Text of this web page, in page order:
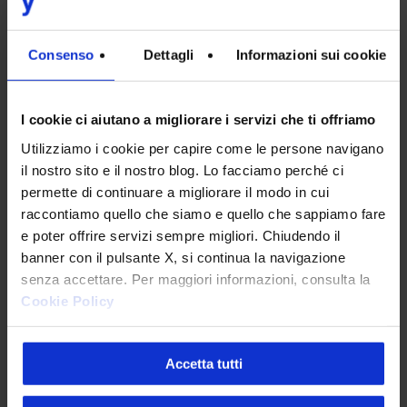
Consenso Dettagli Informazioni sui cookie
I cookie ci aiutano a migliorare i servizi che ti offriamo
Utilizziamo i cookie per capire come le persone navigano
il nostro sito e il nostro blog. Lo facciamo perché ci
permette di continuare a migliorare il modo in cui
raccontiamo quello che siamo e quello che sappiamo fare
e poter offrire servizi sempre migliori. Chiudendo il
banner con il pulsante X, si continua la navigazione
senza accettare. Per maggiori informazioni, consulta la
Cookie Policy
Accetta tutti
l’Identity
Design
Google: nuovo logo, l’Identity
si evolve
Come evolve la
comunicazione, così deve
prodotti ed esperienze. Ecco…
Sabrina Lucchese